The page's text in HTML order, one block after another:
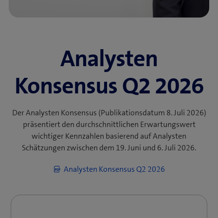
Analysten
Konsensus Q2 2026
Der Analysten Konsensus (Publikationsdatum 8. Juli 2026)
präsentiert den durchschnittlichen Erwartungswert
wichtiger Kennzahlen basierend auf Analysten
Schätzungen zwischen dem 19. Juni und 6. Juli 2026.
Analysten Konsensus Q2 2026